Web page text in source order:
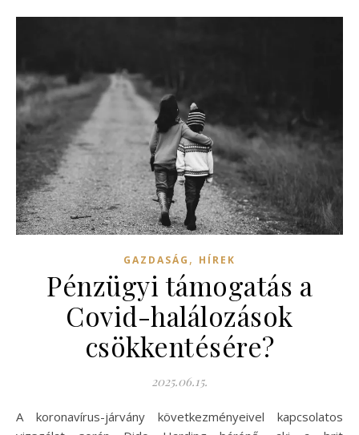
GAZDASÁG , HÍREK
Pénzügyi támogatás a
Covid-halálozások
csökkentésére?
2025.06.15.
A koronavírus-járvány következményeivel kapcsolatos